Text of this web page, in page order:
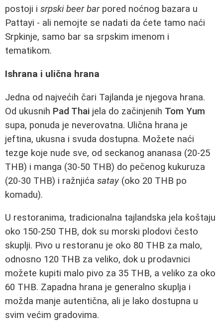
postoji i srpski beer barpored noćnog bazara u
Pattayi - ali nemojte se nadati da ćete tamo naći
Srpkinje, samo bar sa srpskim imenom i
tematikom.
Ishrana i ulična hrana
Jedna od najvećih čari Tajlanda je njegova hrana.
Od ukusnih Pad Thai jela do začinjenih Tom Yum
supa, ponuda je neverovatna. Ulična hrana je
jeftina, ukusna i svuda dostupna. Možete naći
tezge koje nude sve, od seckanog ananasa (20-25
THB) i manga (30-50 THB) do pečenog kukuruza
(20-30 THB) i ražnjića satay (oko 20 THB po
komadu).
U restoranima, tradicionalna tajlandska jela koštaju
oko 150-250 THB, dok su morski plodovi često
skuplji. Pivo u restoranu je oko 80 THB za malo,
odnosno 120 THB za veliko, dok u prodavnici
možete kupiti malo pivo za 35 THB, a veliko za oko
60 THB. Zapadna hrana je generalno skuplja i
možda manje autentična, ali je lako dostupna u
svim većim gradovima.